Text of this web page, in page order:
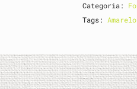
Categoria:
Tags: Amarelo